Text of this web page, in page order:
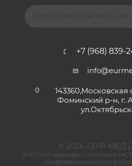
+7 (968) 839-
143360,Московская
Фоминский р-н, г.
© 2026 «ЭУР-МЕД
Этот сайт защищен с помощью
конфиденциальности и